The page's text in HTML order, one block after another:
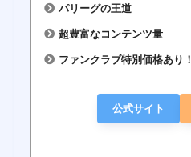
パリーグの王道
超豊富なコンテンツ量
ファンクラブ特別価格あり！
公式サイト